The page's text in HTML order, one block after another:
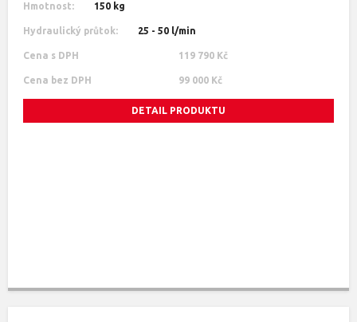
Hmotnost: 150 kg
Hydraulický průtok: 25 - 50 l/min
Cena s DPH 119 790 Kč
Cena bez DPH 99 000 Kč
DETAIL PRODUKTU